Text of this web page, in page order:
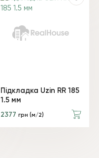
Підкладка Uzin RR 185
1.5 мм
2377 грн (м/2)